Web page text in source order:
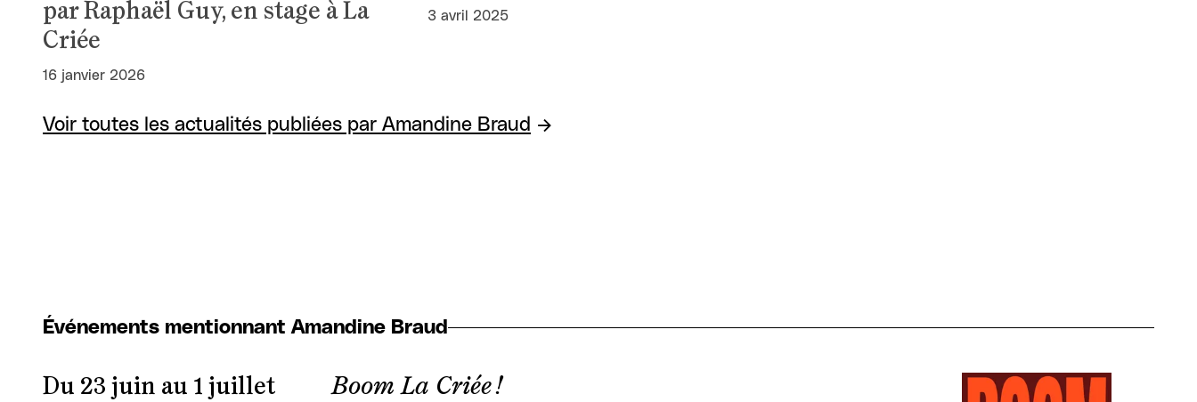
par Raphaël Guy, en stage à La
Criée
16 janvier 2026
3 avril 2025
Voir toutes les actualités publiées par Amandine Braud
Événements mentionnant Amandine Braud
Boom La Criée !
Du 23 juin au 1 juillet